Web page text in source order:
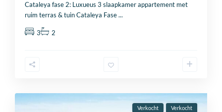
Cataleya fase 2: Luxueus 3 slaapkamer appartement met
ruim terras & tuin Cataleya Fase...
3 2
Verkocht Verkocht